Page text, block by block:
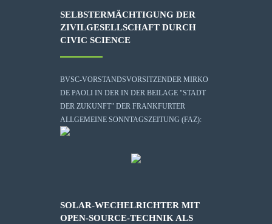
SELBSTERMÄCHTIGUNG DER
ZIVILGESELLSCHAFT DURCH
CIVIC SCIENCE
BVSC-VORSTANDSVORSITZENDER MIRKO
DE PAOLI IN DER IN DER BEILAGE "STADT
DER ZUKUNFT" DER FRANKFURTER
ALLGEMEINE SONNTAGSZEITUNG (FAZ):
SOLAR-WECHELRICHTER MIT
OPEN-SOURCE-TECHNIK ALS